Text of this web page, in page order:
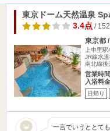
東京ドーム天然温泉
3.4点/
東京都
上中里
JR線水
南北線後
営業時
入浴料
日帰り
一言でいうととて